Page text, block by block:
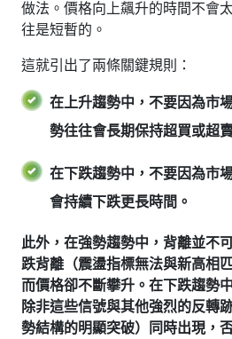
做法。價格向上飆升的時間不會
往是短暫的。
這就引出了兩條關鍵規則：
在上升趨勢中，不要因為市
勢往往會長期保持超買或超
在下跌趨勢中，不要因為市
會持續下跌更長時間。
此外，在強勢趨勢中，背離並不
跌背離（震盪指標無法與新高相
而價格卻不斷攀升。在下跌趨勢
除非這些信號與其他強烈的反轉
勢結構的明顯突破）同時出現，